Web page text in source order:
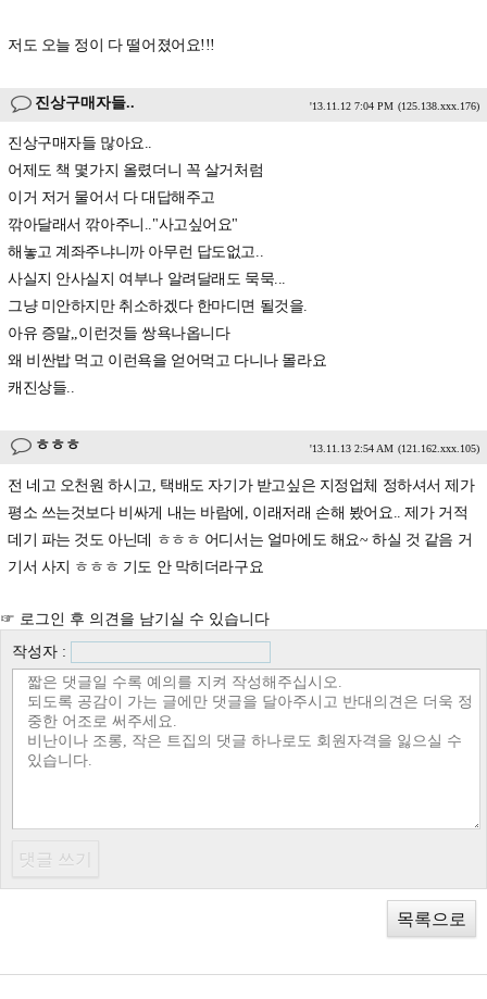
저도 오늘 정이 다 떨어졌어요!!!
진상구매자들.. '13.11.12 7:04 PM (125.138.xxx.176)
진상구매자들 많아요..
어제도 책 몇가지 올렸더니 꼭 살거처럼
이거 저거 물어서 다 대답해주고
깎아달래서 깎아주니.."사고싶어요"
해놓고 계좌주냐니까 아무런 답도없고..
사실지 안사실지 여부나 알려달래도 묵묵...
그냥 미안하지만 취소하겠다 한마디면 될것을.
아유 증말,,이런것들 쌍욕나옵니다
왜 비싼밥 먹고 이런욕을 얻어먹고 다니나 몰라요
캐진상들..
ㅎㅎㅎ '13.11.13 2:54 AM (121.162.xxx.105)
전 네고 오천원 하시고, 택배도 자기가 받고싶은 지정업체 정하셔서 제가
평소 쓰는것보다 비싸게 내는 바람에, 이래저래 손해 봤어요.. 제가 거적
데기 파는 것도 아닌데 ㅎㅎㅎ 어디서는 얼마에도 해요~ 하실 것 같음 거
기서 사지 ㅎㅎㅎ 기도 안 막히더라구요
☞ 로그인 후 의견을 남기실 수 있습니다
작성자 :
목록으로